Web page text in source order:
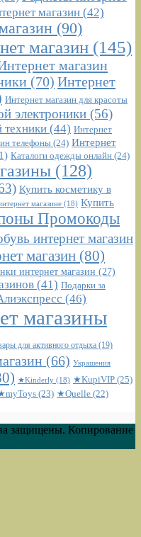
магазин (42)
(90)
магазин (145)
магазин
(70) Интернет
Интернет магазин для красоты
электроники (56)
техники (44) Интернет
телефоны (24) Интернет
Каталоги одежды онлайн (24)
(128)
Купить косметику в
магазине (18) Купить
Промокоды
интернет магазин
магазин (80)
интернет магазин (27)
(41) Подарки за
(46)
магазины
для активного отдыха (19)
(66) Украшения
★Kinderly (18) ★KupiVIP (25)
(23) ★Quelle (22)
защищены. Копирование